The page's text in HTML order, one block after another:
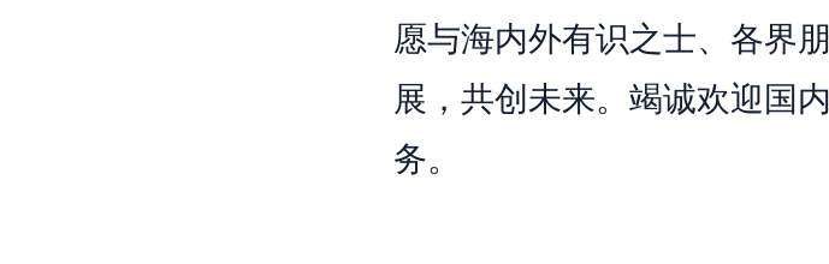
愿与海内外有识之士、各界
展，共创未来。竭诚欢迎国
务。